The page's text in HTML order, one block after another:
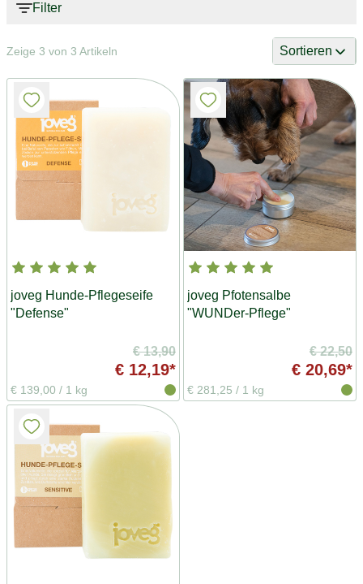
Filter
Zeige 3 von 3 Artikeln Sortieren
joveg Hunde-Pflegeseife
"Defense"
€ 13,90
€ 12,19*
€ 139,00 / 1 kg
joveg Pfotensalbe
"WUNDer-Pflege"
€ 22,50
€ 20,69*
€ 281,25 / 1 kg